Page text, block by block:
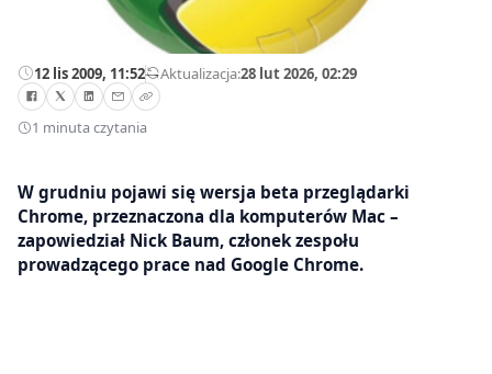
12 lis 2009, 11:52—Aktualizacja:28 lut 2026, 02:29
1 minuta czytania
W grudniu pojawi się wersja beta przeglądarki
Chrome, przeznaczona dla komputerów Mac –
zapowiedział Nick Baum, członek zespołu
prowadzącego prace nad Google Chrome.